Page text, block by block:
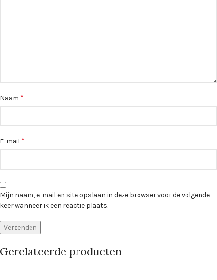
Naam *
E-mail *
Mijn naam, e-mail en site opslaan in deze browser voor de volgende
keer wanneer ik een reactie plaats.
Gerelateerde producten